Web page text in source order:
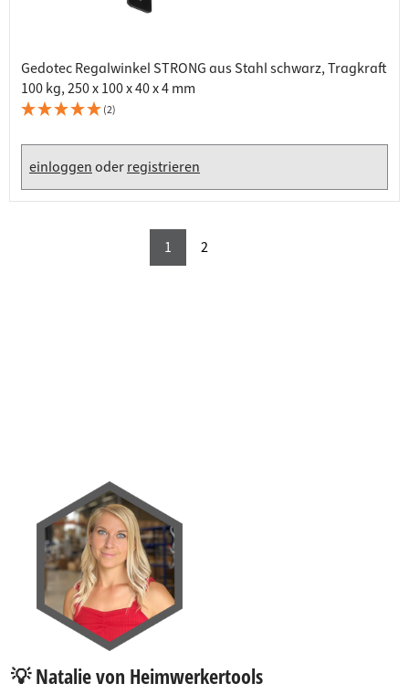
Gedotec Regalwinkel STRONG aus Stahl schwarz, Tragkraft
100 kg, 250 x 100 x 40 x 4 mm
(2)
einloggenoderregistrieren
1 2
💡 Natalie von Heimwerkertools